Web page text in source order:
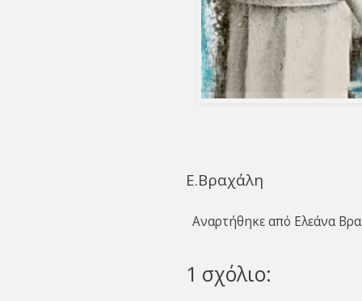
Ε.Βραχάλη
Αναρτήθηκε από Ελεάνα
1 σχόλιο: